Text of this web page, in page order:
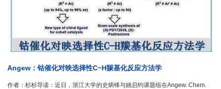
Angew：钴催化对映选择性C−H羰基化反应方法学
作者：杉杉导读：近日，浙江大学的史炳锋与姚启钧课题组在Angew. Chem.